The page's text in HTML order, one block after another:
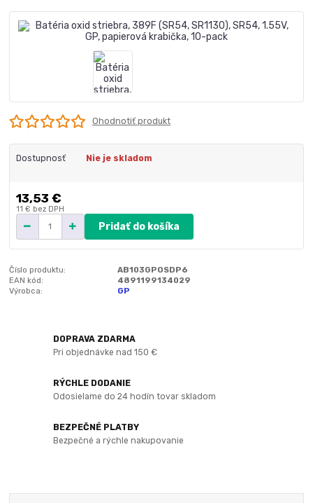
Ohodnotiť produkt
Dostupnosť Nie je skladom
13,53 €
11 € bez DPH
Pridať do košíka
Číslo produktu:
AB103GPOSDP6
EAN kód:
4891199134029
Výrobca:
GP
DOPRAVA ZDARMA
Pri objednávke nad 150 €
RÝCHLE DODANIE
Odosielame do 24 hodín tovar skladom
BEZPEČNÉ PLATBY
Bezpečné a rýchle nakupovanie